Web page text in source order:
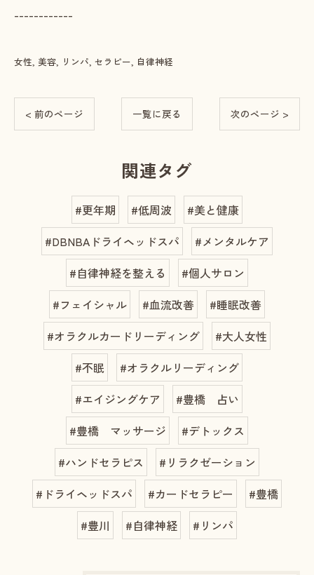
------------
女性 美容 リンパ セラピー 自律神経
< 前のページ 一覧に戻る 次のページ >
関連タグ
#更年期 #低周波
#美と健康
#DBNBAドライヘッドスパ
#メンタルケア
#自律神経を整える
#個人サロン
#フェイシャル
#血流改善
#睡眠改善
#オラクルカードリーディング
#大人女性
#不眠
#オラクルリーディング
#エイジングケア
#豊橋 占い
#豊橋 マッサージ
#デトックス
#ハンドセラピス
#リラクゼーション
#ドライヘッドスパ
#カードセラピー
#豊橋
#豊川
#自律神経 #リンパ